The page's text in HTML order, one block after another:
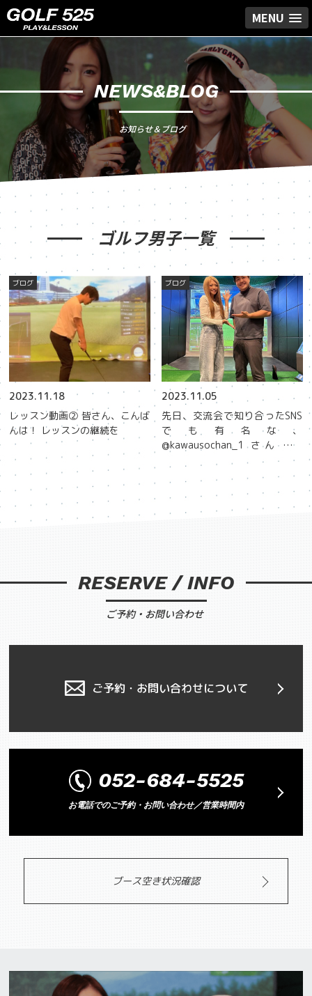
MENU
NEWS&BLOG
お知らせ＆ブログ
ゴルフ男子一覧
ブログ
2023.11.18
レッスン動画② 皆さん、こんば
んは！️ レッスンの継続を
ブログ
2023.11.05
先日、交流会で知り合ったSNS
でも有名な、
@kawausochan_1 さん家族
が、ご来店されました！‍‍‍
RESERVE / INFO
ご予約・お問い合わせ
ご予約・お問い合わせについて
052-684-5525
お電話でのご予約・お問い合わせ／営業時間内
ブース空き状況確認